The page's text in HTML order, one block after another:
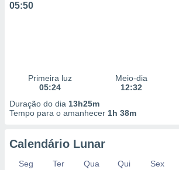
05:50
Primeira luz
05:24
Meio-dia
12:32
Duração do dia 13h25m
Tempo para o amanhecer 1h 38m
Calendário Lunar
Seg Ter Qua Qui Sex